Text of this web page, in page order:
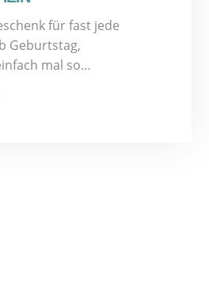
für fast jede
Geburtstag,
mal so…